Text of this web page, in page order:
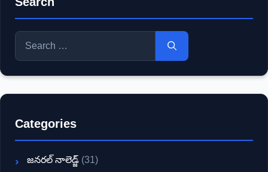
Search
for:
Categories
జనరల్ నాలెడ్జ్ (31)